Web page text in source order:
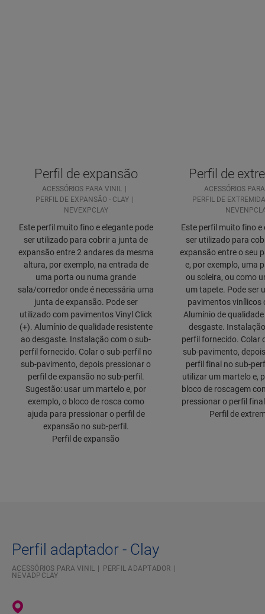
Perfil de expansão
ACESSÓRIOS PARA VINIL
PERFIL DE EXPANSÃO - CLAY
NEVEXPCLAY
Este perfil muito fino e elegante pode
ser utilizado para cobrir a junta de
expansão entre 2 andares da mesma
altura, por exemplo, na entrada de
uma porta ou numa grande
sala/corredor onde é necessária uma
junta de expansão. Pode ser
utilizado com pavimentos Vinyl Click
(+). Alumínio de qualidade resistente
ao desgaste. Instalação com o sub-
perfil fornecido. Colar o sub-perfil no
sub-pavimento, depois pressionar o
perfil de expansão no sub-perfil.
Sugestão: usar um martelo e, por
exemplo, o bloco de rosca como
ajuda para pressionar o perfil de
expansão no sub-perfil.
Perfil de expansão
Perfil de
ACESSÓRIOS
PERFIL DE
Este perfil muito fino e
ser utilizado para
expansão entre o seu
e, por exemplo, uma
ou soleira, ou como
um tapete. Pode ser
pavimentos vinílicos
Alumínio de
desgaste.
perfil fornecido. Colar
sub-pavimento,
perfil final no sub-
utilizar um martelo e,
bloco de roscagem
pressionar o perfil
Perfil de
Perfil adaptador - Clay
ACESSÓRIOS PARA VINIL
PERFIL ADAPTADOR
NEVADPCLAY